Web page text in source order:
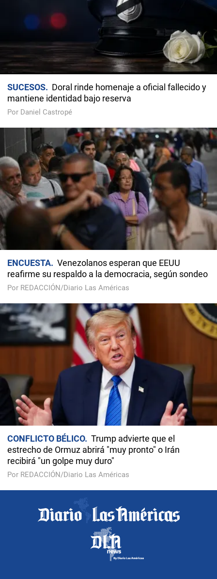
SUCESOS
Doral rinde homenaje a oficial fallecido y
mantiene identidad bajo reserva
Por Daniel Castropé
ENCUESTA
Venezolanos esperan que EEUU
reafirme su respaldo a la democracia, según sondeo
Por REDACCIÓN/Diario Las Américas
CONFLICTO BÉLICO
Trump advierte que el
estrecho de Ormuz abrirá "muy pronto" o Irán
recibirá "un golpe muy duro"
Por REDACCIÓN/Diario Las Américas